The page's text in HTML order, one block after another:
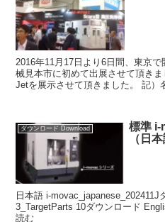
2016年11月17日より6日間、東京
械見本市に初めて出展させて頂き
Jetを展示させて頂きました。 記）
ダウンロード Download
標準 i-
（日
日本語 i-movac_japanese_202411J
3_TargetParts 10ダウンロード
読む